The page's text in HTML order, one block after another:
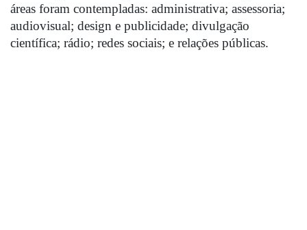
áreas foram contempladas: administrativa; assessoria;
audiovisual; design e publicidade; divulgação
científica; rádio; redes sociais; e relações públicas.